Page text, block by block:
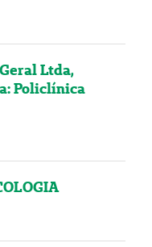
Ltda,
Policlínica